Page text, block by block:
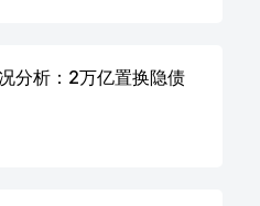
分析：2万亿置换隐债